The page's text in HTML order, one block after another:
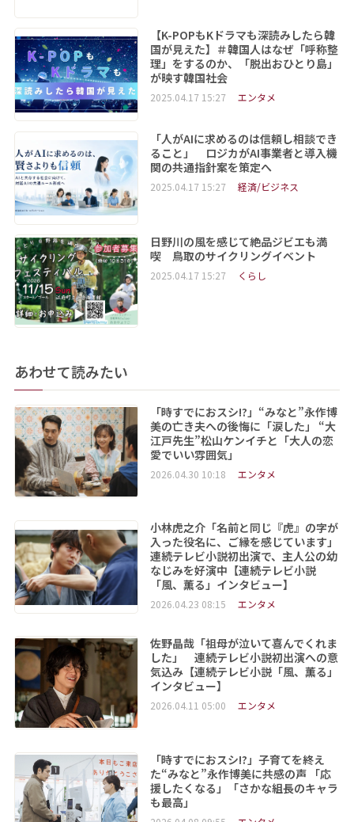
【K-POPもKドラマも深読みしたら韓
国が見えた】＃韓国人はなぜ「呼称整
理」をするのか、「脱出おひとり島」
が映す韓国社会
2025.04.17 15:27 エンタメ
「人がAIに求めるのは信頼し相談でき
ること」 ロジカがAI事業者と導入機
関の共通指針案を策定へ
2025.04.17 15:27 経済/ビジネス
日野川の風を感じて絶品ジビエも満
喫 鳥取のサイクリングイベント
2025.04.17 15:27 くらし
あわせて読みたい
「時すでにおスシ!?」“みなと”永作博
美の亡き夫への後悔に「涙した」 “大
江戸先生”松山ケンイチと「大人の恋
愛でいい雰囲気」
2026.04.30 10:18 エンタメ
小林虎之介「名前と同じ『虎』の字が
入った役名に、ご縁を感じています」
連続テレビ小説初出演で、主人公の幼
なじみを好演中【連続テレビ小説
「風、薫る」インタビュー】
2026.04.23 08:15 エンタメ
佐野晶哉「祖母が泣いて喜んでくれま
した」 連続テレビ小説初出演への意
気込み【連続テレビ小説「風、薫る」
インタビュー】
2026.04.11 05:00 エンタメ
「時すでにおスシ!?」子育てを終え
た“みなと”永作博美に共感の声 「応
援したくなる」「さかな組長のキャラ
も最高」